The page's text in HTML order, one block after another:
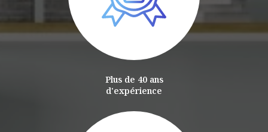
Plus de 40 ans
d'expérience